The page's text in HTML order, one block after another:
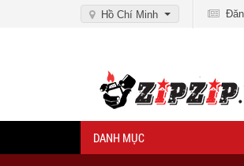
Hồ Chí Minh
DANH MỤC